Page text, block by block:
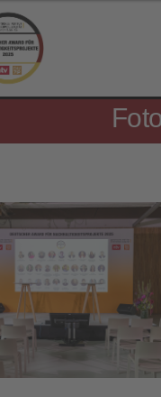
aktuelle Schlagzeilen